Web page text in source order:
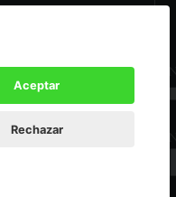
Mi carpeta FS
Aceptar
Rechazar